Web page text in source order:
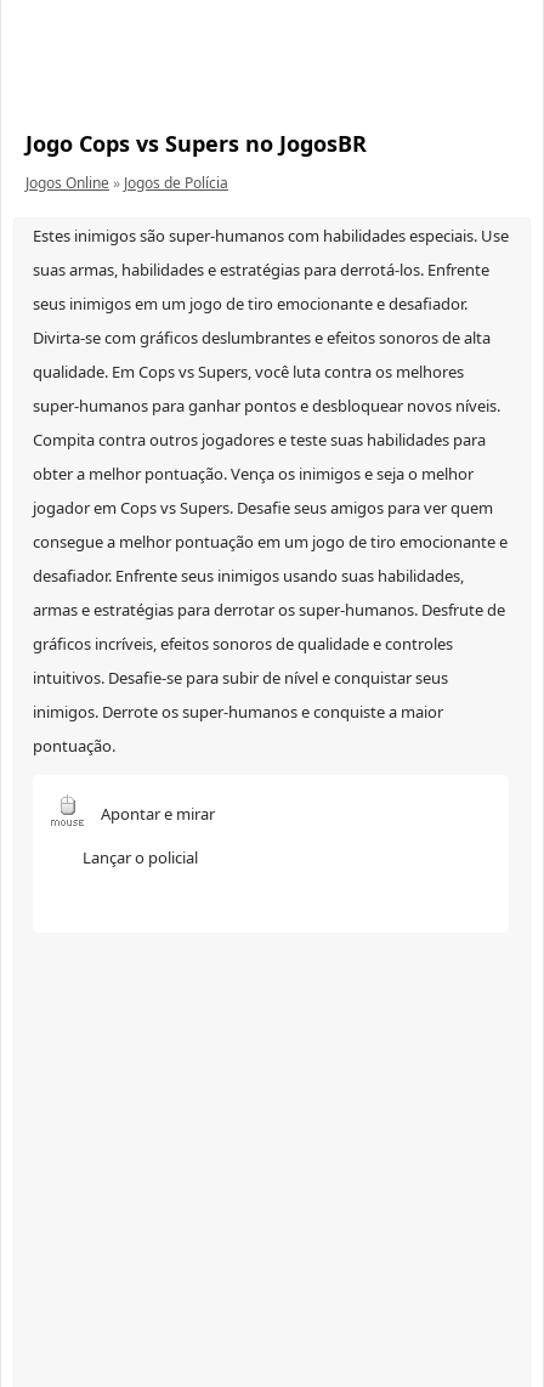
Jogo Cops vs Supers no JogosBR
Jogos Online» Jogos de Polícia
Estes inimigos são super-humanos com habilidades especiais. Use
suas armas, habilidades e estratégias para derrotá-los. Enfrente
seus inimigos em um jogo de tiro emocionante e desafiador.
Divirta-se com gráficos deslumbrantes e efeitos sonoros de alta
qualidade. Em Cops vs Supers, você luta contra os melhores
super-humanos para ganhar pontos e desbloquear novos níveis.
Compita contra outros jogadores e teste suas habilidades para
obter a melhor pontuação. Vença os inimigos e seja o melhor
jogador em Cops vs Supers. Desafie seus amigos para ver quem
consegue a melhor pontuação em um jogo de tiro emocionante e
desafiador. Enfrente seus inimigos usando suas habilidades,
armas e estratégias para derrotar os super-humanos. Desfrute de
gráficos incríveis, efeitos sonoros de qualidade e controles
intuitivos. Desafie-se para subir de nível e conquistar seus
inimigos. Derrote os super-humanos e conquiste a maior
pontuação.
Apontar e mirar
Lançar o policial